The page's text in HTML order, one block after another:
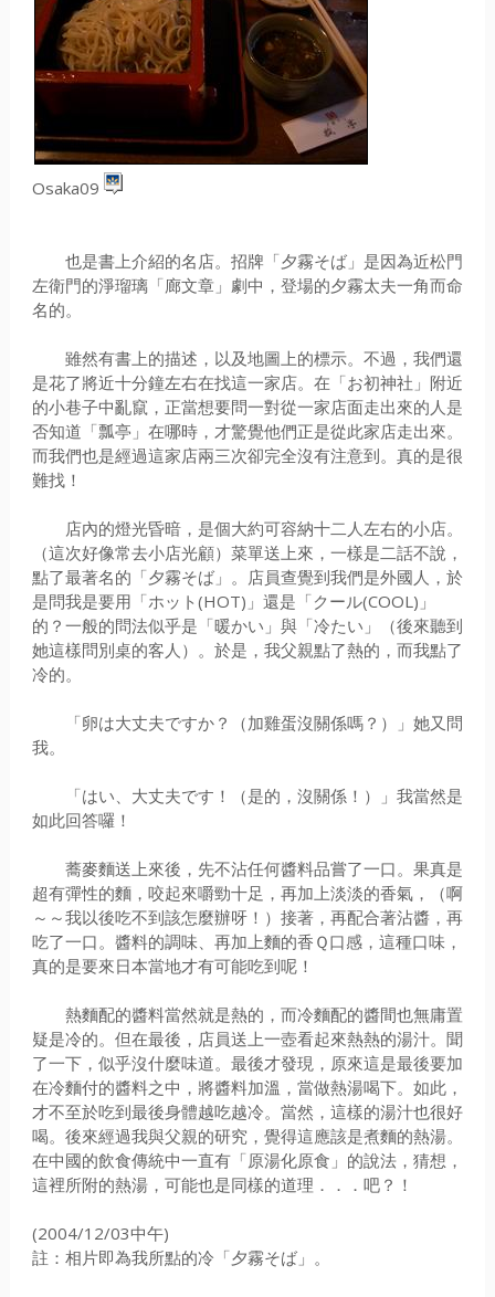
Osaka09
也是書上介紹的名店。招牌「夕霧そば」是因為近松門
左衛門的淨瑠璃「廊文章」劇中，登場的夕霧太夫一角而命
名的。
雖然有書上的描述，以及地圖上的標示。不過，我們還
是花了將近十分鐘左右在找這一家店。在「お初神社」附近
的小巷子中亂竄，正當想要問一對從一家店面走出來的人是
否知道「瓢亭」在哪時，才驚覺他們正是從此家店走出來。
而我們也是經過這家店兩三次卻完全沒有注意到。真的是很
難找！
店內的燈光昏暗，是個大約可容納十二人左右的小店。
（這次好像常去小店光顧）菜單送上來，一樣是二話不說，
點了最著名的「夕霧そば」。店員查覺到我們是外國人，於
是問我是要用「ホット(HOT)」還是「クール(COOL)」
的？一般的問法似乎是「暖かい」與「冷たい」（後來聽到
她這樣問別桌的客人）。於是，我父親點了熱的，而我點了
冷的。
「卵は大丈夫ですか？（加雞蛋沒關係嗎？）」她又問
我。
「はい、大丈夫です！（是的，沒關係！）」我當然是
如此回答囉！
蕎麥麵送上來後，先不沾任何醬料品嘗了一口。果真是
超有彈性的麵，咬起來嚼勁十足，再加上淡淡的香氣，（啊
～～我以後吃不到該怎麼辦呀！）接著，再配合著沾醬，再
吃了一口。醬料的調味、再加上麵的香Ｑ口感，這種口味，
真的是要來日本當地才有可能吃到呢！
熱麵配的醬料當然就是熱的，而冷麵配的醬間也無庸置
疑是冷的。但在最後，店員送上一壺看起來熱熱的湯汁。聞
了一下，似乎沒什麼味道。最後才發現，原來這是最後要加
在冷麵付的醬料之中，將醬料加溫，當做熱湯喝下。如此，
才不至於吃到最後身體越吃越冷。當然，這樣的湯汁也很好
喝。後來經過我與父親的研究，覺得這應該是煮麵的熱湯。
在中國的飲食傳統中一直有「原湯化原食」的說法，猜想，
這裡所附的熱湯，可能也是同樣的道理．．．吧？！
(2004/12/03中午)
註：相片即為我所點的冷「夕霧そば」。